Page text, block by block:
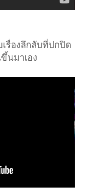
รื่องลึกลับที่ปกปิด
นมาเอง